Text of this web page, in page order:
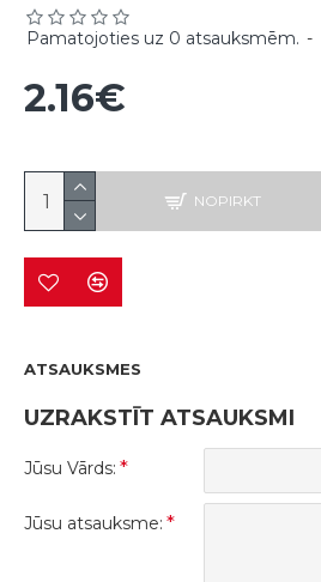
Pamatojoties uz 0 atsauksmēm. -
2.16€
NOPIRKT
ATSAUKSMES
UZRAKSTĪT ATSAUKSMI
Jūsu Vārds:
Jūsu atsauksme: